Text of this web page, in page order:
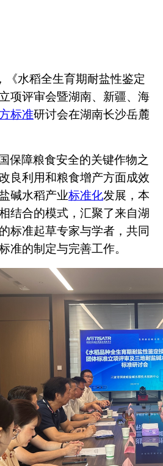
《水稻全生育期耐盐性鉴定
立项评审会暨湖南、新疆、海
标准研讨会在湖南长沙岳麓
保障粮食安全的关键作物之
良利用和粮食增产方面成效
碱水稻产业标准化发展，本
结合的模式，汇聚了来自湖
标准起草专家与学者，共同
准的制定与完善工作。